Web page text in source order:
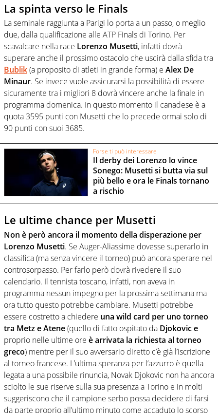
La spinta verso le Finals
La seminale raggiunta a Parigi lo porta a un passo, o meglio
due, dalla qualificazione alle ATP Finals di Torino. Per
scavalcare nella race Lorenzo Musetti, infatti dovrà
superare anche il prossimo ostacolo che uscirà dalla sfida tra
Bublik(a proposito di atleti in grande forma) e Alex De
Minaur. Se invece vuole assicurarsi la possibilità di essere
sicuramente tra i migliori 8 dovrà vincere anche la finale in
programma domenica. In questo momento il canadese è a
quota 3595 punti con Musetti che lo precede ormai solo di
90 punti consuoi 3685.
Forse ti può interessare
Il derby dei Lorenzo lo vince
Sonego: Musetti si butta via sul
più bello e ora le Finals tornano
a rischio
Le ultime chance per Musetti
Non è però ancora il momento della disperazione per
Lorenzo Musetti. Se Auger-Aliassime dovesse superarlo in
classifica (ma senza vincere il torneo) può ancora sperare nel
controsorpasso. Per farlo però dovrà rivedere il suo
calendario. Il tennista toscano, infatti, non aveva in
programma nessun impegno per la prossima settimana ma
ora tutto questo potrebbe cambiare. Musetti potrebbe
essere costretto a chiedere una wild card per uno torneo
tra Metz e Atene(quello di fatto ospitato da Djokovic e
proprio nelle ultime ore è arrivata la richiesta al torneo
greco) mentre per il suo avversario diretto c’è già l’iscrizione
al torneo francese. L’ultima speranza per l’azzurro è quella
legata a una possibile rinuncia, Novak Djokovic non ha ancora
sciolto le sue riserve sulla sua presenza a Torino e in molti
suggeriscono che il campione serbo possa decidere di farsi
da parte proprio all’ultimo minuto come accaduto lo scorso